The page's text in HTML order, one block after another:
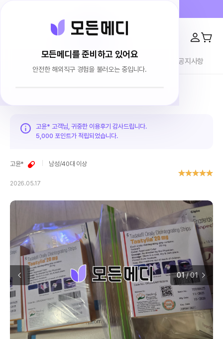
모든메디를 준비하고 있어요
안전한 해외직구 경험을 불러오는 중입니다.
이용후기 브랜드소개 공지사항
고윤* 고객님, 귀중한 이용후기 감사드립니다.
5,000 포인트가 적립되었습니다.
고윤* 남성/40대 이상
2026.05.17
01/01